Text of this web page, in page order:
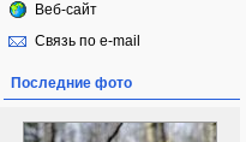
Веб-сайт
Связь по e-mail
Последние фото